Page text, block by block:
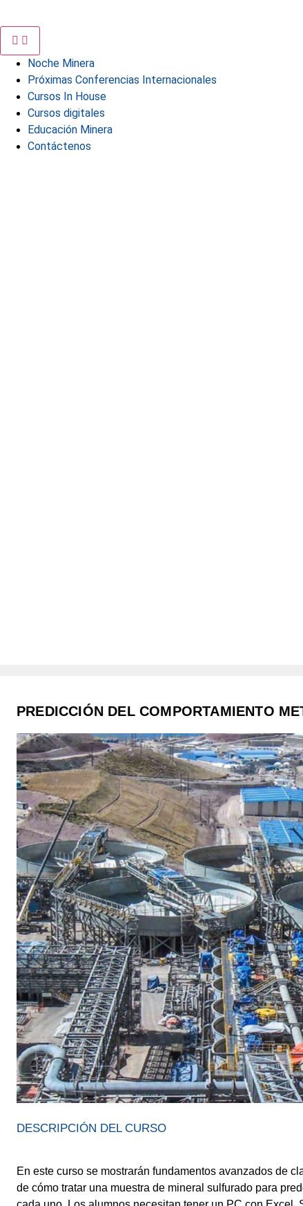
Noche Minera
Próximas Conferencias Internacionales
Cursos In House
Cursos digitales
Educación Minera
Contáctenos
PREDICCIÓN DEL COMPORTAMIENTO
DESCRIPCIÓN DEL CURSO
En este curso se mostrarán fundamentos avanzados de
de cómo tratar una muestra de mineral sulfurado para